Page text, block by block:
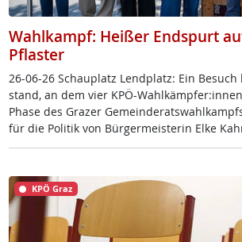
Wahlkampf: Heißer Endspurt
Pflaster
26-06-26 Schau­platz Lend­platz: Ein
stand, an dem vier KPÖ-
Pha­se des Gra­zer
für die Po­li­tik von Bür­ger­meis­te­rin El­ke
KPÖ Graz